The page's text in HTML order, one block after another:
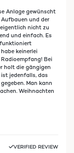
Anlage gewünscht
und der
nicht zu
und einfach. Es
keinerlei
Bei
holt die gängigen
jedenfalls, das
Man kann
Weihnachten
VERIFIED REVIEW